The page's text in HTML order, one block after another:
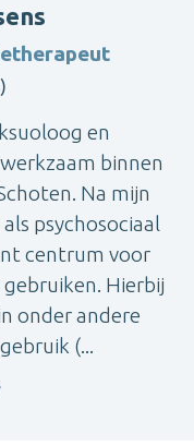
en
binnen
Na mijn
psychosociaal
centrum voor
Hierbij
onder andere
(...